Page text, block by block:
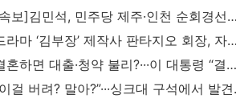
[속보]김민석, 민주당 제주·인천 순회경선서 47.75%로 1위···누적 득표율 ‘선두 탈환’
드라마 ‘김부장’ 제작사 판타지오 회장, 자본시장법 위반 혐의 피소
결혼하면 대출·청약 불리?···이 대통령 “결혼 때문에 불이익 없어야”
“이걸 버려?